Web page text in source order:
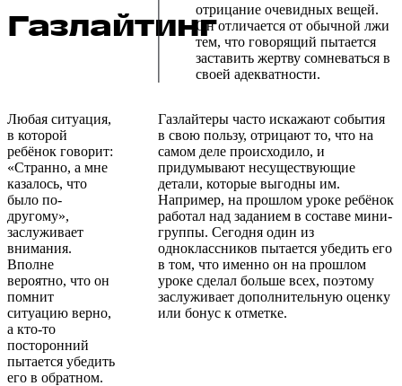
Газлайтинготрицание очевидных вещей.
Он отличается от обычной лжи
тем, что говорящий пытается
заставить жертву сомневаться в
своей адекватности.
Любая ситуация,
в которой
ребёнок говорит:
«Странно, а мне
казалось, что
было по-
другому»,
заслуживает
внимания.
Вполне
вероятно, что он
помнит
ситуацию верно,
а кто-то
посторонний
пытается убедить
его в обратном.
Газлайтеры часто искажают события
в свою пользу, отрицают то, что на
самом деле происходило, и
придумывают несуществующие
детали, которые выгодны им.
Например, на прошлом уроке ребёнок
работал над заданием в составе мини-
группы. Сегодня один из
одноклассников пытается убедить его
в том, что именно он на прошлом
уроке сделал больше всех, поэтому
заслуживает дополнительную оценку
или бонус к отметке.